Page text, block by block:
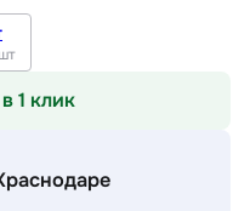
1 клик